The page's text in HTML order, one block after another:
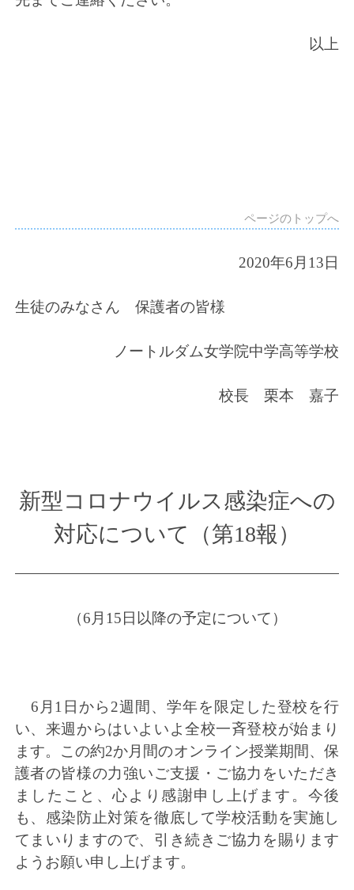
以上
ページのトップへ
2020年6月13日
生徒のみなさん 保護者の皆様
ノートルダム女学院中学高等学校
校長 栗本 嘉子
新型コロナウイルス感染症への
対応について（第18報）
（6月15日以降の予定について）
6月1日から2週間、学年を限定した登校を行
い、来週からはいよいよ全校一斉登校が始まり
ます。この約2か月間のオンライン授業期間、保
護者の皆様の力強いご支援・ご協力をいただき
ましたこと、心より感謝申し上げます。今後
も、感染防止対策を徹底して学校活動を実施し
てまいりますので、引き続きご協力を賜ります
ようお願い申し上げます。